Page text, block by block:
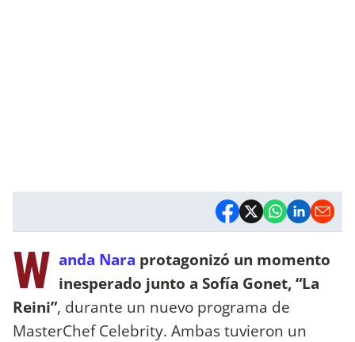
W anda Nara protagonizó un momento
inesperado junto a Sofía Gonet, “La
Reini”, durante un nuevo programa de
MasterChef Celebrity. Ambas tuvieron un